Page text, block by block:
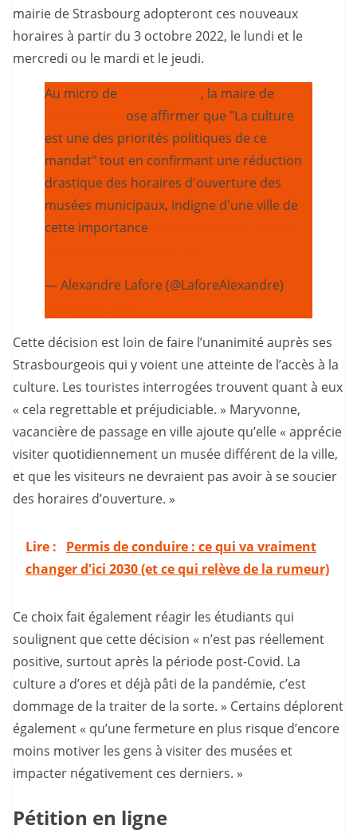
mairie de Strasbourg adopteront ces nouveaux
horaires à partir du 3 octobre 2022, le lundi et le
mercredi ou le mardi et le jeudi.
Au micro de
, la maire de
ose affirmer que "La culture
est une des priorités politiques de ce
mandat" tout en confirmant une réduction
drastique des horaires d'ouverture des
musées municipaux, indigne d'une ville de
cette importance
— Alexandre Lafore (@LaforeAlexandre)
Cette décision est loin de faire l’unanimité auprès ses
Strasbourgeois qui y voient une atteinte de l’accès à la
culture. Les touristes interrogées trouvent quant à eux
« cela regrettable et préjudiciable. » Maryvonne,
vacancière de passage en ville ajoute qu’elle « apprécie
visiter quotidiennement un musée différent de la ville,
et que les visiteurs ne devraient pas avoir à se soucier
des horaires d’ouverture. »
Lire :
Permis de conduire : ce qui va vraiment
changer d'ici 2030 (et ce qui relève de la rumeur)
Ce choix fait également réagir les étudiants qui
soulignent que cette décision « n’est pas réellement
positive, surtout après la période post-Covid. La
culture a d’ores et déjà pâti de la pandémie, c’est
dommage de la traiter de la sorte. » Certains déplorent
également « qu’une fermeture en plus risque d’encore
moins motiver les gens à visiter des musées et
impacter négativement ces derniers. »
Pétition en ligne